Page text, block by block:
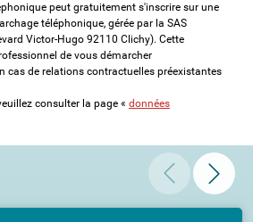
peut gratuitement s'inscrire sur une
téléphonique, gérée par la SAS
Victor-Hugo 92110 Clichy). Cette
de vous démarcher
cas de relations contractuelles préexistantes
consulter la page « données